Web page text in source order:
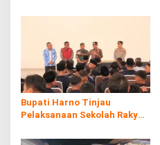
Bupati Harno Tinjau
Pelaksanaan Sekolah Rakyat